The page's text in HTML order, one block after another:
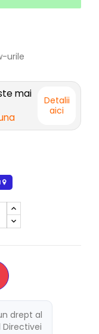
urile
mai
Detalii
aici
drept al